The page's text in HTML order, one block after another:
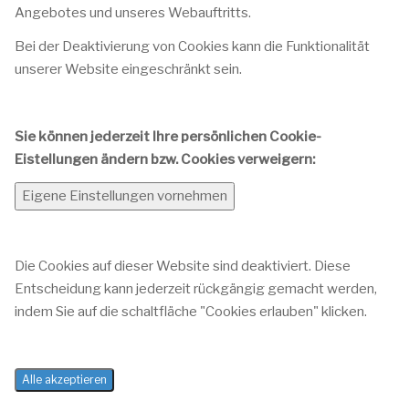
Angebotes und unseres Webauftritts.
Bei der Deaktivierung von Cookies kann die Funktionalität
unserer Website eingeschränkt sein.
Sie können jederzeit Ihre persönlichen Cookie-
Eistellungen ändern bzw. Cookies verweigern:
Eigene Einstellungen vornehmen
Die Cookies auf dieser Website sind deaktiviert. Diese
Entscheidung kann jederzeit rückgängig gemacht werden,
indem Sie auf die schaltfläche "Cookies erlauben" klicken.
Alle akzeptieren